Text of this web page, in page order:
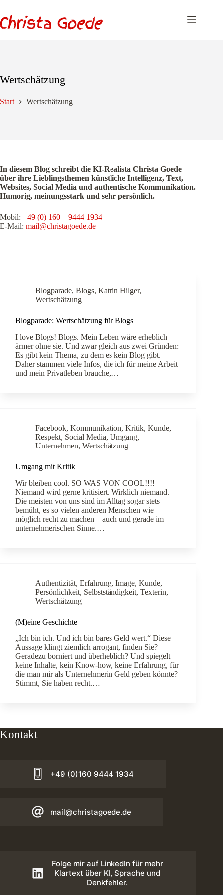
springen
Wertschätzung
Start Wertschätzung
In diesem Blog schreibt die KI-Realista Christa Goede
über ihre Lieblingsthemen künstliche Intelligenz, Text,
Websites, Social Media und authentische Kommunikation.
Humorig, meinungsstark und sehr persönlich.
Mobil: +49 (0) 160 – 9444 1934
E-Mail: mail@christagoede.de
Blogparade, Blogs, Katrin Hilger,
Wertschätzung
Blogparade: Wertschätzung für Blogs
I love Blogs! Blogs. Mein Leben wäre erheblich
ärmer ohne sie. Und zwar gleich aus zwei Gründen:
Es gibt kein Thema, zu dem es kein Blog gibt.
Daher stammen viele Infos, die ich für meine Arbeit
und mein Privatleben brauche,…
Facebook, Kommunikation, Kritik, Kunde,
Respekt, Social Media, Umgang,
Unternehmen, Wertschätzung
Umgang mit Kritik
Wir bleiben cool. SO WAS VON COOL!!!!
Niemand wird gerne kritisiert. Wirklich niemand.
Die meisten von uns sind im Alltag sogar stets
bemüht, es so vielen anderen Menschen wie
möglich recht zu machen – auch und gerade im
unternehmerischen Sinne.…
Authentizität, Erfahrung, Image, Kunde,
Persönlichkeit, Selbstständigkeit, Texterin,
Wertschätzung
(M)eine Geschichte
„Ich bin ich. Und ich bin bares Geld wert.“ Diese
Aussage klingt ziemlich arrogant, finden Sie?
Geradezu borniert und überheblich? Und spiegelt
keine Inhalte, kein Know-how, keine Erfahrung, für
die man mir als Unternehmerin Geld geben könnte?
Stimmt, Sie haben recht.…
Kontakt
+49 (0)160 9444 1934
mail@christagoede.de
Folge mir auf LinkedIn für mehr
Klartext über KI, Sprache und
Denkfehler.